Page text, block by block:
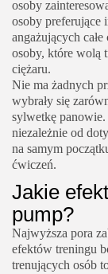
osoby
osoby preferujące
angażujących całe
osoby, które wolą
ciężaru.
Nie ma żadnych
wybrały się
sylwetkę
niezależnie od
na samym
ćwiczeń.
Jakie
pump?
Najwyższa pora
efektów treningu
trenujących osób